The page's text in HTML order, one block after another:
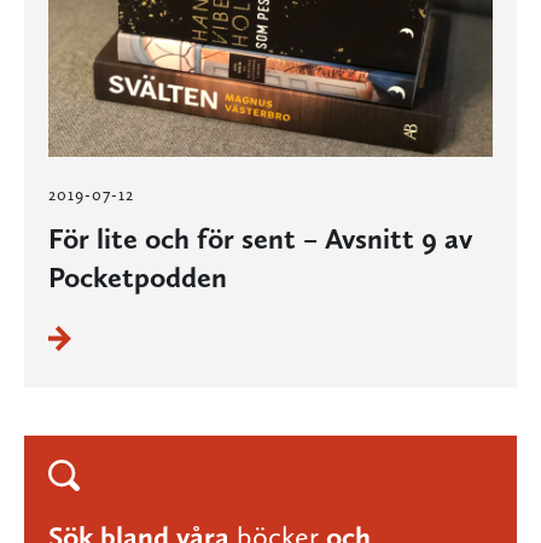
2019-07-12
För lite och för sent – Avsnitt 9 av
Pocketpodden